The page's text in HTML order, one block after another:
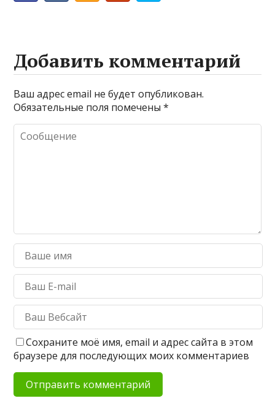
Добавить комментарий
Ваш адрес email не будет опубликован.
Обязательные поля помечены*
Сохраните моё имя, email и адрес сайта в этом
браузере для последующих моих комментариев